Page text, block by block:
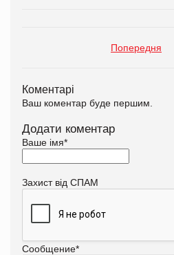
Попередня
Коментарі
Ваш коментар буде першим.
Додати коментар
Ваше імя*
Захист від СПАМ
Сообщение*